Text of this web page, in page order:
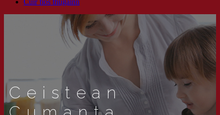
Cuir fios thugainn
Ceistean